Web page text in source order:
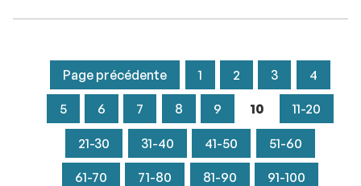
Page précédente 1 2 3 4
5 6 7 8 9 10 11-20
21-30 31-40 41-50 51-60
61-70 71-80 81-90 91-100